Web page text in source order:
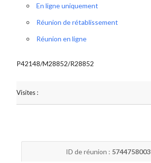
En ligne uniquement
Réunion de rétablissement
Réunion en ligne
P42148/M28852/R28852
Visites :
ID de réunion : 5744758003